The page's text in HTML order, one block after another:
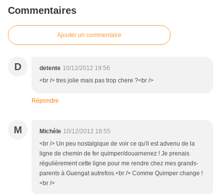
Commentaires
Ajouter un commentaire
D detente 10/12/2012 19:56
<br /> tres jolie mais pas trop chere ?<br />
Répondre
M Michèle 10/12/2012 18:55
<br /> Un peu nostalgique de voir ce qu'il est advenu de la
ligne de chemin de fer quimper/douarnenez ! Je prenais
régulièrement cette ligne pour me rendre chez mes grands-
parents à Guengat autrefois.<br /> Comme Quimper change !
<br />